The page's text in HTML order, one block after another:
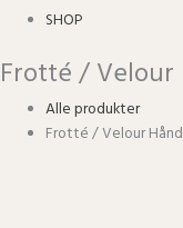
SHOP
Frotté /
Alle produkter
Frotté / Velour